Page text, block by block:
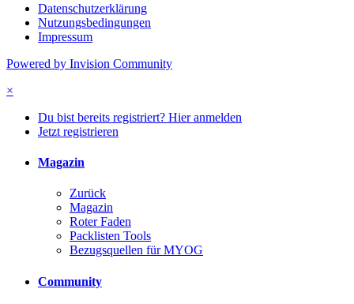
Datenschutzerklärung
Nutzungsbedingungen
Impressum
Powered by Invision Community
×
Du bist bereits registriert? Hier anmelden
Jetzt registrieren
Magazin
Zurück
Magazin
Roter Faden
Packlisten Tools
Bezugsquellen für MYOG
Community